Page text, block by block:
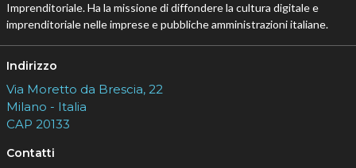
Imprenditoriale. Ha la missione di diffondere la cultura digitale e
imprenditoriale nelle imprese e pubbliche amministrazioni italiane.
Indirizzo
Via Moretto da Brescia, 22
Milano - Italia
CAP 20133
Contatti